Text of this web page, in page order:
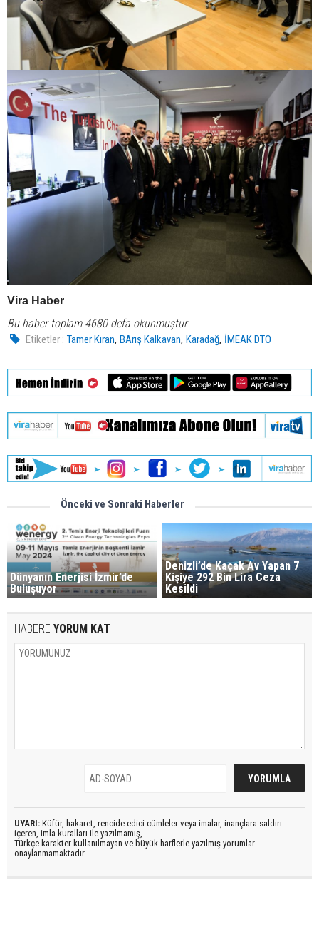
Vira Haber
Bu haber toplam 4680 defa okunmuştur
Etiketler : Tamer Kıran,BArış Kalkavan,Karadağ, İMEAK DTO
Önceki ve Sonraki Haberler
Dünyanın Enerjisi İzmir’de
Buluşuyor
Denizli’de Kaçak Av Yapan 7
Kişiye 292 Bin Lira Ceza
Kesildi
HABERE YORUM KAT
UYARI: Küfür, hakaret, rencide edici cümleler veya imalar, inançlara saldırı
içeren, imla kuralları ile yazılmamış,
Türkçe karakter kullanılmayan ve büyük harflerle yazılmış yorumlar
onaylanmamaktadır.